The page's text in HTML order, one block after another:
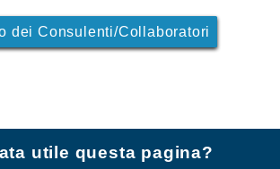
dei Consulenti/Collaboratori
utile questa pagina?